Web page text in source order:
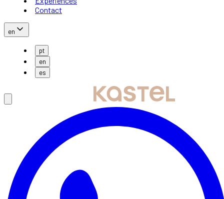
Contact
en
pt
en
es